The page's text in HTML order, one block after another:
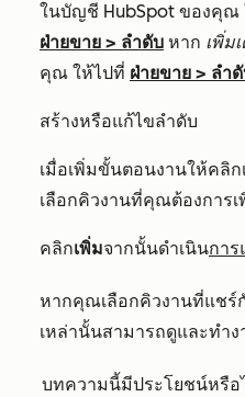
ในบัญชี HubSpot ของคุณ
ฝ่ายขาย > ลำดับ หาก เพิ่ม
คุณ ให้ไปที่ ฝ่ายขาย > ลำ
สร้างหรือแก้ไขลำดับ
เมื่อเพิ่มขั้นตอนงานให้คลิก
เลือกคิวงานที่คุณต้องการ
คลิกเพิ่มจากนั้นดำเนินกา
หากคุณเลือกคิวงานที่แชร์
เหล่านั้นสามารถดูและทำ
บทความนี้มีประโยชน์หรือ